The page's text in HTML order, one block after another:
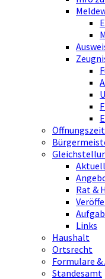
Rat &
Links
Haushalt
Ortsrecht
Formulare
Standesamt